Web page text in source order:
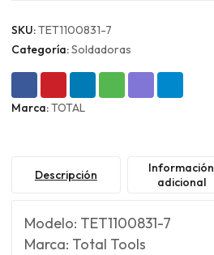
SKU:TET1100831-7
Categoría:Soldadoras
Marca:TOTAL
Descripción
Información
adicional
Modelo: TET1100831-7
Marca: Total Tools